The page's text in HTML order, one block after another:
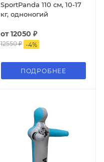
SportPanda 110 см, 10-17
кг, одноногий
от12050 ₽
12550 ₽ -4%
ПОДРОБНЕЕ